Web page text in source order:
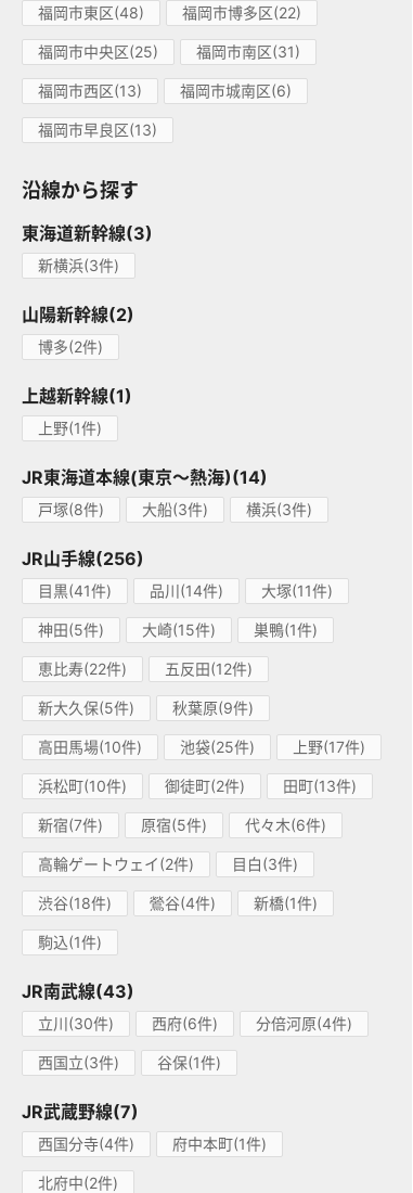
福岡市東区(48) 福岡市博多区(22)
福岡市中央区(25) 福岡市南区(31)
福岡市西区(13) 福岡市城南区(6)
福岡市早良区(13)
沿線から探す
東海道新幹線(3)
新横浜(3件)
山陽新幹線(2)
博多(2件)
上越新幹線(1)
上野(1件)
JR東海道本線(東京～熱海)(14)
戸塚(8件) 大船(3件) 横浜(3件)
JR山手線(256)
目黒(41件) 品川(14件) 大塚(11件)
神田(5件) 大崎(15件) 巣鴨(1件)
恵比寿(22件) 五反田(12件)
新大久保(5件) 秋葉原(9件)
高田馬場(10件) 池袋(25件) 上野(17件)
浜松町(10件) 御徒町(2件) 田町(13件)
新宿(7件) 原宿(5件) 代々木(6件)
高輪ゲートウェイ(2件) 目白(3件)
渋谷(18件) 鶯谷(4件) 新橋(1件)
駒込(1件)
JR南武線(43)
立川(30件) 西府(6件) 分倍河原(4件)
西国立(3件) 谷保(1件)
JR武蔵野線(7)
西国分寺(4件) 府中本町(1件)
北府中(2件)